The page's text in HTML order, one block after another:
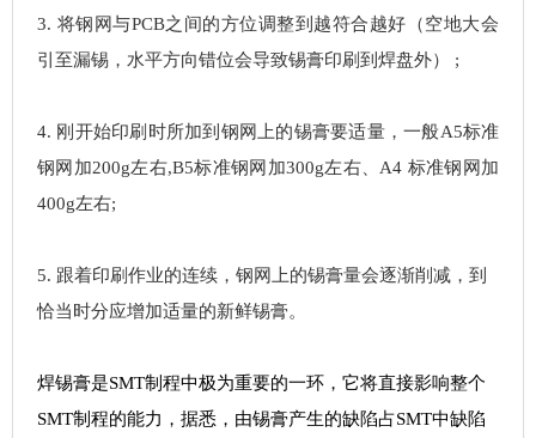
3. 将钢网与PCB之间的方位调整到越符合越好（空地大会
引至漏锡，水平方向错位会导致锡膏印刷到焊盘外） ;
4. 刚开始印刷时所加到钢网上的锡膏要适量，一般A5标准
钢网加200g左右,B5标准钢网加300g左右、A4 标准钢网加
400g左右;
5. 跟着印刷作业的连续，钢网上的锡膏量会逐渐削减，到
恰当时分应增加适量的新鲜锡膏。
焊锡膏是SMT制程中极为重要的一环，它将直接影响整个
SMT制程的能力，据悉，由锡膏产生的缺陷占SMT中缺陷